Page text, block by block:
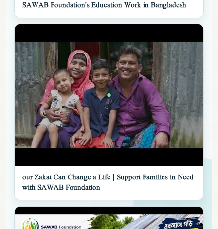
SAWAB Foundation's Education Work in Bangladesh
our Zakat Can Change a Life | Support Families in Need
with SAWAB Foundation